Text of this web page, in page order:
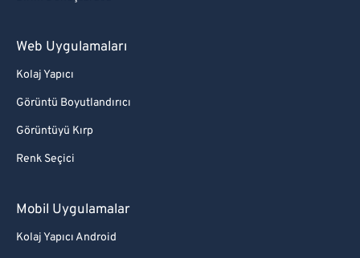
Web Uygulamaları
Kolaj Yapıcı
Görüntü Boyutlandırıcı
Görüntüyü Kırp
Renk Seçici
Mobil Uygulamalar
Kolaj Yapıcı Android